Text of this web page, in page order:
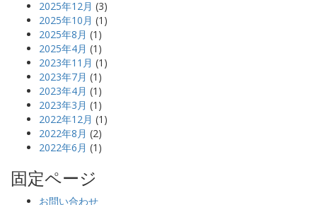
2025年12月 (3)
2025年10月 (1)
2025年8月 (1)
2025年4月 (1)
2023年11月 (1)
2023年7月 (1)
2023年4月 (1)
2023年3月 (1)
2022年12月 (1)
2022年8月 (2)
2022年6月 (1)
固定ページ
お問い合わせ